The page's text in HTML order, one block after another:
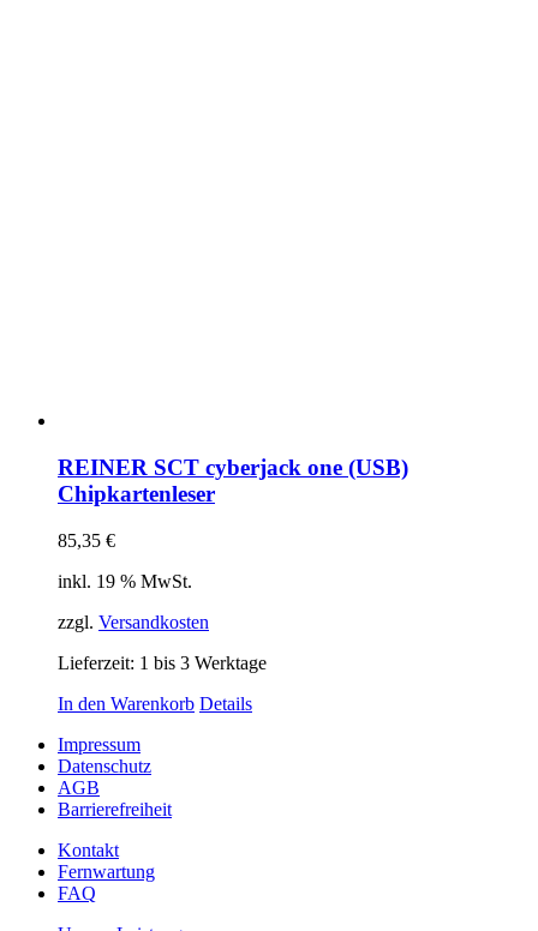
REINER SCT cyberjack one (USB)
Chipkartenleser
85,35 €
inkl. 19 % MwSt.
zzgl. Versandkosten
Lieferzeit: 1 bis 3 Werktage
In den Warenkorb Details
Impressum
Datenschutz
AGB
Barrierefreiheit
Kontakt
Fernwartung
FAQ